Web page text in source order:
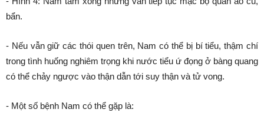
bẩn.
- Nếu vẫn giữ các thói quen trên, Nam có thể bị bí tiểu, thậm chí
trong tình huống nghiêm trọng khi nước tiểu ứ đọng ở bàng quang
có thể chảy ngược vào thận dẫn tới suy thận và tử vong.
- Một số bệnh Nam có thể gặp là: